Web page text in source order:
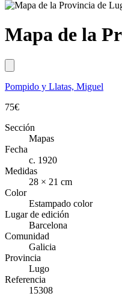
Mapa de la
Pompido y Llatas, Miguel
75€
Sección
Mapas
Fecha
c. 1920
Medidas
28 × 21 cm
Color
Estampado color
Lugar de edición
Barcelona
Comunidad
Galicia
Provincia
Lugo
Referencia
15308